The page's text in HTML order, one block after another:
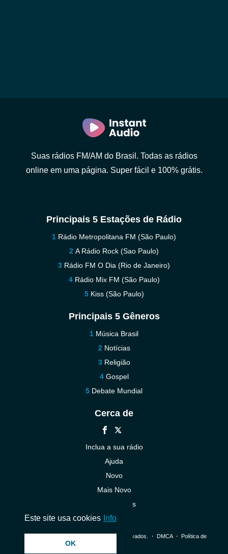
Suas rádios FM/AM do Brasil. Todas as rádios
online em uma página. Super fácil e 100% grátis.
Principais 5 Estações de Rádio
Rádio Metropolitana FM (São Paulo)
A Rádio Rock (Sao Paulo)
Rádio FM O Dia (Rio de Janeiro)
Rádio Mix FM (São Paulo)
Kiss (São Paulo)
Principais 5 Gêneros
Música Brasil
Notícias
Religião
Gospel
Debate Mundial
Cerca de
Inclua a sua rádio
Ajuda
Novo
Mais Novo
Contacte-nos
© 2026 InstantAudio. Todos os direitos reservados. ・ DMCA・ Política de
Este site usa cookies Info
OK